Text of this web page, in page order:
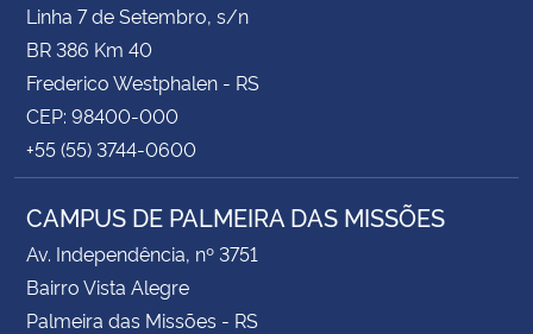
Linha 7 de Setembro, s/n
BR 386 Km 40
Frederico Westphalen - RS
CEP: 98400-000
+55 (55) 3744-0600
CAMPUS DE PALMEIRA DAS MISSÕES
Av. Independência, nº 3751
Bairro Vista Alegre
Palmeira das Missões - RS